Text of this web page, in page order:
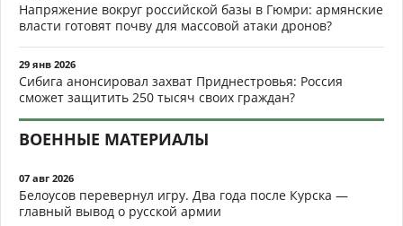
Напряжение вокруг российской базы в Гюмри: армянские
власти готовят почву для массовой атаки дронов?
29 янв 2026
Сибига анонсировал захват Приднестровья: Россия
сможет защитить 250 тысяч своих граждан?
ВОЕННЫЕ МАТЕРИАЛЫ
07 авг 2026
Белоусов перевернул игру. Два года после Курска —
главный вывод о русской армии